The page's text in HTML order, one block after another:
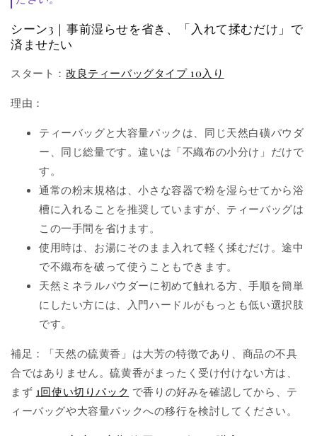
シーン3｜事前湿らせを省き、「入れて揉むだけ」で
済ませたい
スタート： 改良ティーバッグタイプ 10入り
理由：
ティーバッグと大容量パックは、同じ天然白磺パウダ
ー、同じ総量です。違いは「不織布の小分け」だけで
す。
通常の粉末規格は、小さな容器で粉を湿らせてから浴
槽に入れることを推奨していますが、ティーバッグは
この一手間を省けます。
使用時は、お湯にそのまま入れて軽く揉むだけ。途中
で不織布を破って使うこともできます。
天然ミネラルパウダーに初めて触れる方、手順を簡単
にしたい方には、入門ハードルがもっとも低い選択肢
です。
補足：「天然の硫黄香」は大芳の特徴であり、商品の不具
合ではありません。硫黄香がまったく受け付けない方は、
まず 1回使い切りパック で香りの好みを確認してから、テ
ィーバッグや大容量パックへの移行を検討してください。